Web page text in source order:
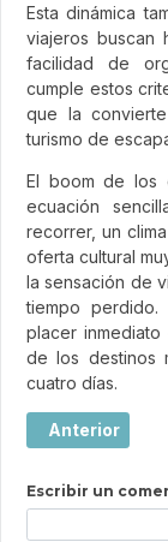
Esta dinámica
viajeros buscan
facilidad de
cumple estos
que la
turismo de
El boom de los
ecuación
recorrer, un
oferta cultural
la sensación de
tiempo
placer
de los destinos
cuatro días.
Artículo
Anterior
Escribir un